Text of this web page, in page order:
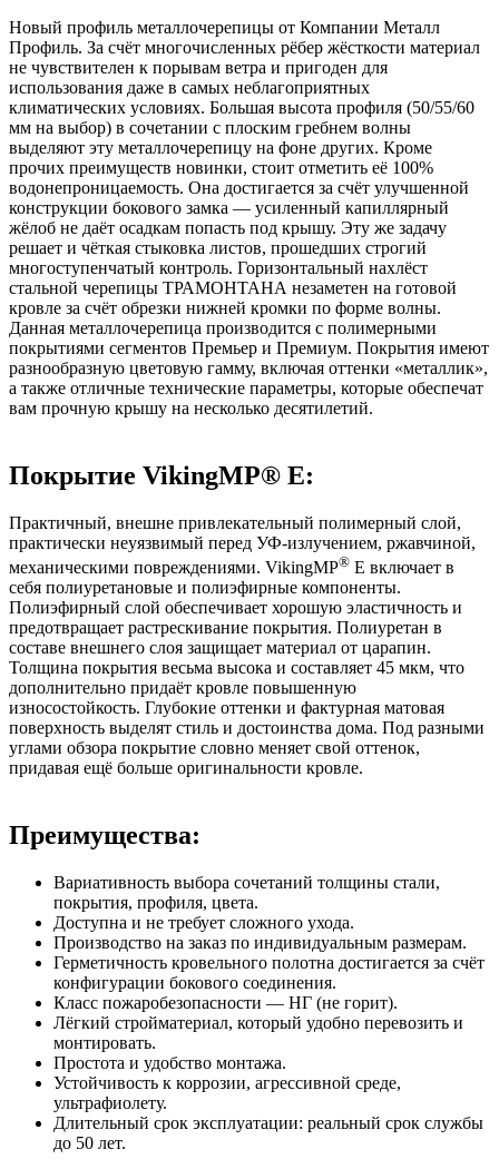
Новый профиль металлочерепицы от Компании Металл
Профиль. За счёт многочисленных рёбер жёсткости материал
не чувствителен к порывам ветра и пригоден для
использования даже в самых неблагоприятных
климатических условиях. Большая высота профиля (50/55/60
мм на выбор) в сочетании с плоским гребнем волны
выделяют эту металлочерепицу на фоне других. Кроме
прочих преимуществ новинки, стоит отметить её 100%
водонепроницаемость. Она достигается за счёт улучшенной
конструкции бокового замка — усиленный капиллярный
жёлоб не даёт осадкам попасть под крышу. Эту же задачу
решает и чёткая стыковка листов, прошедших строгий
многоступенчатый контроль. Горизонтальный нахлёст
стальной черепицы ТРАМОНТАНА незаметен на готовой
кровле за счёт обрезки нижней кромки по форме волны.
Данная металлочерепица производится с полимерными
покрытиями сегментов Премьер и Премиум. Покрытия имеют
разнообразную цветовую гамму, включая оттенки «металлик»,
а также отличные технические параметры, которые обеспечат
вам прочную крышу на несколько десятилетий.
Покрытие VikingMP® E:
Практичный, внешне привлекательный полимерный слой,
практически неуязвимый перед УФ-излучением, ржавчиной,
механическими повреждениями. VikingMP® E включает в
себя полиуретановые и полиэфирные компоненты.
Полиэфирный слой обеспечивает хорошую эластичность и
предотвращает растрескивание покрытия. Полиуретан в
составе внешнего слоя защищает материал от царапин.
Толщина покрытия весьма высока и составляет 45 мкм, что
дополнительно придаёт кровле повышенную
износостойкость. Глубокие оттенки и фактурная матовая
поверхность выделят стиль и достоинства дома. Под разными
углами обзора покрытие словно меняет свой оттенок,
придавая ещё больше оригинальности кровле.
Преимущества:
Вариативность выбора сочетаний толщины стали,
покрытия, профиля, цвета.
Доступна и не требует сложного ухода.
Производство на заказ по индивидуальным размерам.
Герметичность кровельного полотна достигается за счёт
конфигурации бокового соединения.
Класс пожаробезопасности — НГ (не горит).
Лёгкий стройматериал, который удобно перевозить и
монтировать.
Простота и удобство монтажа.
Устойчивость к коррозии, агрессивной среде,
ультрафиолету.
Длительный срок эксплуатации: реальный срок службы
до 50 лет.